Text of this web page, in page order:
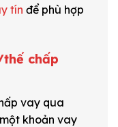
tín để phù hợp
chấp
vay qua
khoản vay